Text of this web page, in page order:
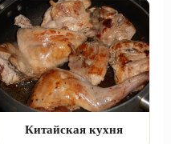
Китайская кухня